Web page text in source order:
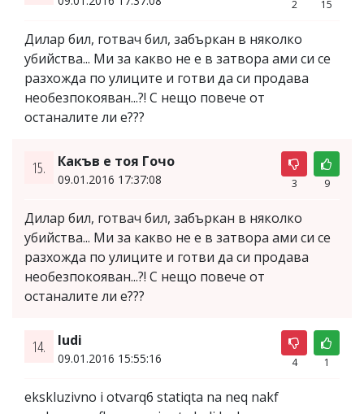
2 15
Дилар бил, готвач бил, забъркан в няколко
убийства... Ми за какво не е в затвора ами си се
разхожда по улиците и готви да си продава
необезпокояван...?! С нещо повече от
останалите ли е???
15. Какъв е тоя Гочо
09.01.2016 17:37:08 3 9
Дилар бил, готвач бил, забъркан в няколко
убийства... Ми за какво не е в затвора ами си се
разхожда по улиците и готви да си продава
необезпокояван...?! С нещо повече от
останалите ли е???
14. ludi
09.01.2016 15:55:16 4 1
ekskluzivno i otvarq6 statiqta na neq nakf